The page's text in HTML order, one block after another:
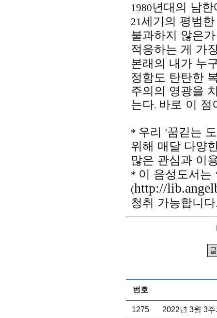
1980년대의 남
21세기의 평범
불과하지 않은
적응하는 게 가
본래의 내가 누
정함도 탄탄한
주의의 영광을
는다. 바로 이
* 우리 '꿈긷는
위해 매달 다양
많은 관심과 이
* 이 음성도서는
(http://
청취 가능합니다
번호
1275 2022년 3월 3